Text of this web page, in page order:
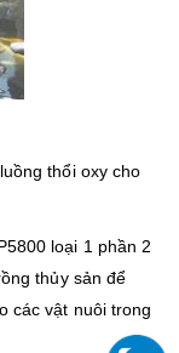
thổi oxy cho
loại 1 phần 2
thủy sản để
các vật nuôi trong